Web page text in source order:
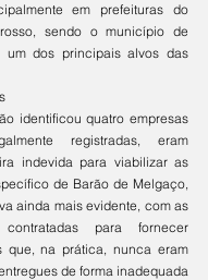
em prefeituras do
sendo o município de
um dos principais alvos das
registradas, eram
indevida para viabilizar as
de Barão de Melgaço,
ainda mais evidente, com as
para fornecer
que, na prática, nunca eram
de forma inadequada